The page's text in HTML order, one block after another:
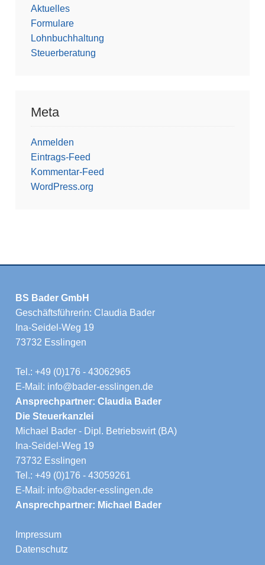
Aktuelles
Formulare
Lohnbuchhaltung
Steuerberatung
Meta
Anmelden
Eintrags-Feed
Kommentar-Feed
WordPress.org
BS Bader GmbH
Geschäftsführerin: Claudia Bader
Ina-Seidel-Weg 19
73732 Esslingen
Tel.: +49 (0)176 - 43062965
E-Mail: info@bader-esslingen.de
Ansprechpartner: Claudia Bader
Die Steuerkanzlei
Michael Bader - Dipl. Betriebswirt (BA)
Ina-Seidel-Weg 19
73732 Esslingen
Tel.: +49 (0)176 - 43059261
E-Mail: info@bader-esslingen.de
Ansprechpartner: Michael Bader
Impressum
Datenschutz